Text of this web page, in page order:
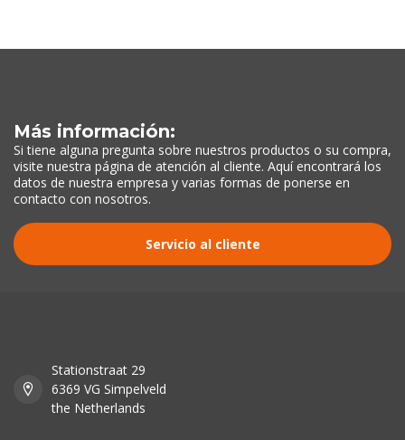
Más información:
Si tiene alguna pregunta sobre nuestros productos o su compra,
visite nuestra página de atención al cliente. Aquí encontrará los
datos de nuestra empresa y varias formas de ponerse en
contacto con nosotros.
Servicio al cliente
Stationstraat 29
6369 VG Simpelveld
the Netherlands